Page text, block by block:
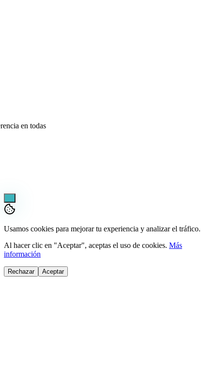
en todas
¿Dónde está tu envío?
Usamos cookies para mejorar tu experiencia y analizar el tráfico.
Al hacer clic en "Aceptar", aceptas el uso de cookies.
información